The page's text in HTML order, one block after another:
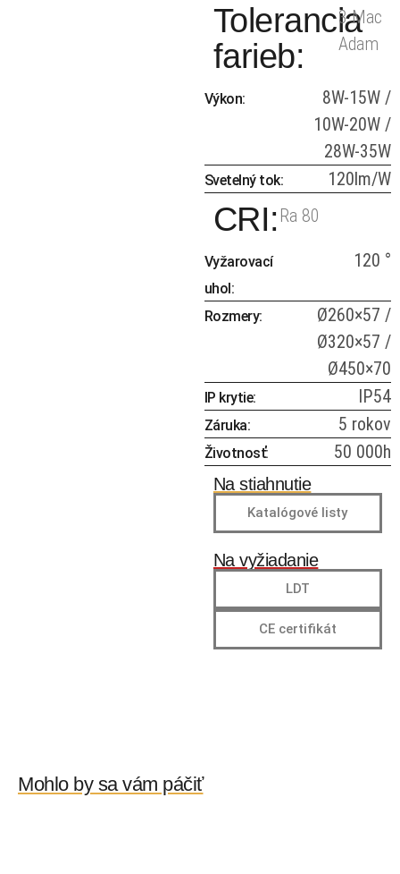
Tolerancia
farieb:
3 Mac
Adam
Výkon:
8W-15W /
10W-20W /
28W-35W
Svetelný tok: 120lm/W
CRI: Ra 80
Vyžarovací
uhol:
120 °
Rozmery:
Ø260×57 /
Ø320×57 /
Ø450×70
IP krytie: IP54
Záruka: 5 rokov
Životnosť: 50 000h
Na stiahnutie
Katalógové listy
Na vyžiadanie
LDT
CE certifikát
Mohlo by sa vám páčiť